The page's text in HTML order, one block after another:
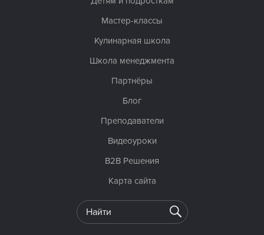
Мастер-классы
Кулинарная школа
Школа менеджмента
Партнёры
Блог
Преподаватели
Видеоуроки
B2B Решения
Карта сайта